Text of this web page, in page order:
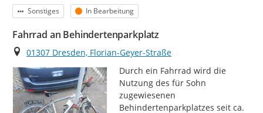
Kategorie
Sonstiges Status
In Bearbeitung
Fahrrad an Behindertenparkplatz
Ort
01307 Dresden, Florian-Geyer-Straße
Durch ein Fahrrad wird die
Nutzung des für Sohn
zugewiesenen
Behindertenparkplatzes seit ca.